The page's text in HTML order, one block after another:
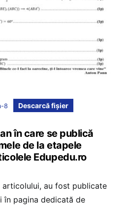
8 Descarcă fișier
în care se publică
de la etapele
Edupedu.ro
articolului, au fost publicate
în pagina dedicată de